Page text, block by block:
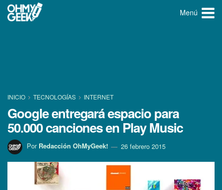
Menú
INICIO TECNOLOGÍ­AS INTERNET
Google entregará espacio para
50.000 canciones en Play Music
Por Redacción OhMyGeek! 26 febrero 2015